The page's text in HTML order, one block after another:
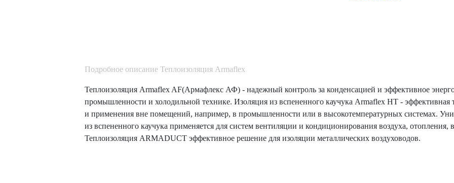
Подробное описание Теплоизоляция Armaflex
Теплоизоляция Armaflex AF(Армафлекс АФ) - надежный контроль за конденсацией и эффективное
промышленности и холодильной технике. Изоляция из вспененного каучука Armaflex HT - эффективная
и применения вне помещений, например, в промышленности или в высокотемпературных системах.
из вспененного каучука применяется для систем вентиляции и кондиционирования воздуха, отопления,
Теплоизоляция ARMADUCT эффективное решение для изоляции металлических воздуховодов.